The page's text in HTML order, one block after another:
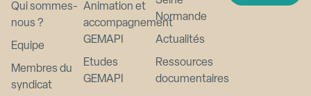
Qui sommes-
nous ?
Equipe
Membres du
syndicat
Animation et
accompagnement
GEMAPI
Etudes
GEMAPI
Normande
Actualités
Ressources
documentaires